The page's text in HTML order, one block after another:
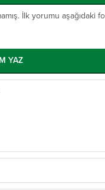
İlk yorumu aşağıdaki
YAZ